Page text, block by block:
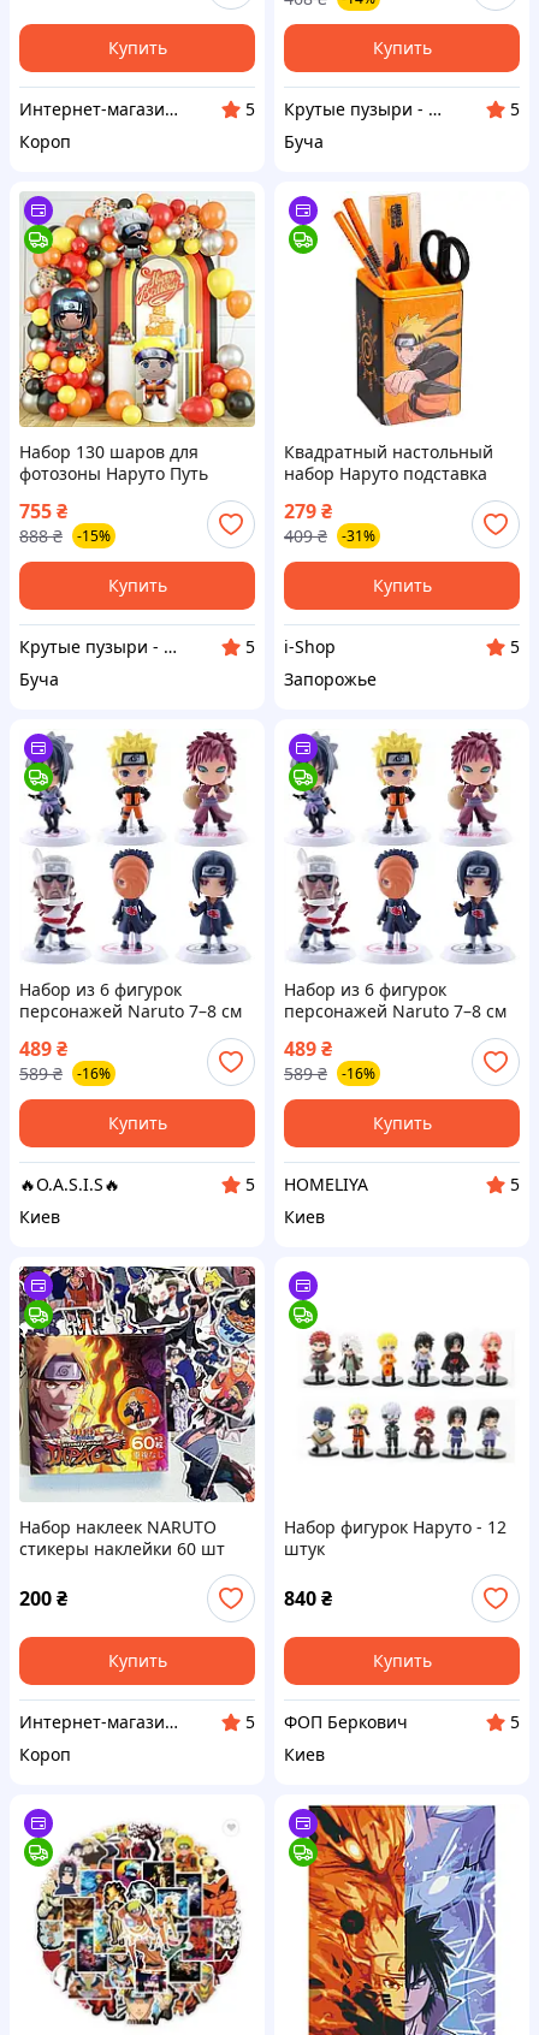
Купить
Интернет-магазин GIFTTISHOP
5
Короп
Купить
Крутые пузыри - праздник на максимум
5
Буча
Набор 130 шаров для
фотозоны Наруто Путь
755₴
888 ₴ -15%
Купить
Крутые пузыри - праздник на максимум
5
Буча
Квадратный настольный
набор Наруто подставка
органайзер 4 отделения
279₴
409 ₴ -31%
Купить
i-Shop
5
Запорожье
Набор из 6 фигурок
персонажей Naruto 7–8 см
Мадара, Наруто, Какаши
489₴
589 ₴ -16%
Купить
🔥O.A.S.I.S🔥
5
Киев
Набор из 6 фигурок
персонажей Naruto 7–8 см
Мадара, Наруто, Какаши
489₴
589 ₴ -16%
Купить
HOMELIYA
5
Киев
Набор наклеек NARUTO
стикеры наклейки 60 шт
200₴
Купить
Интернет-магазин GIFTTISHOP
5
Короп
Набор фигурок Наруто - 12
штук
840₴
Купить
ФОП Беркович
5
Киев